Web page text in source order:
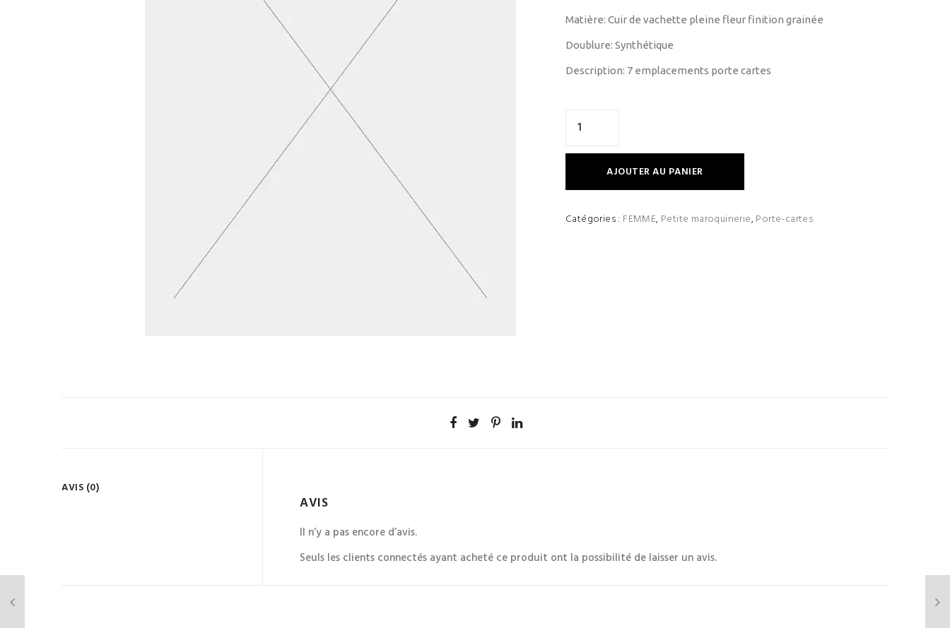
Matière: Cuir de vachette pleine fleur finition grainée
Doublure: Synthétique
Description: 7 emplacements porte cartes
AJOUTER AU PANIER
Catégories : FEMME, Petite maroquinerie,Porte-cartes
AVIS (0)
AVIS
Il n’y a pas encore d’avis.
Seuls les clients connectés ayant acheté ce produit ont la possibilité de laisser un avis.